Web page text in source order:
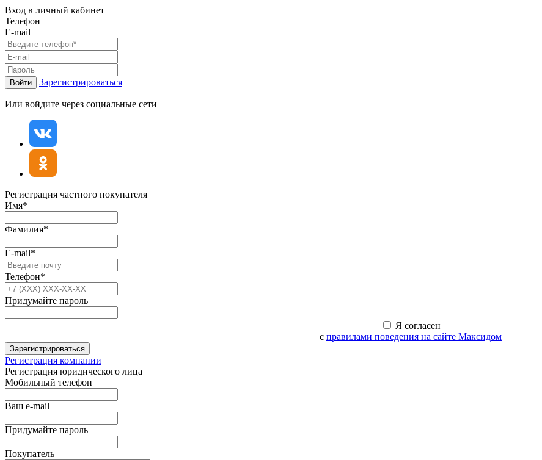
Вход в личный кабинет
Телефон
E-mail
Войти Зарегистрироваться
Или войдите через социальные сети
Регистрация частного покупателя
Имя*
Фамилия*
E-mail*
Телефон*
Придумайте пароль
Я согласен
с правилами поведения на сайте Максидом
Зарегистрироваться
Регистрация компании
Регистрация юридического лица
Мобильный телефон
Ваш e-mail
Придумайте пароль
Покупатель